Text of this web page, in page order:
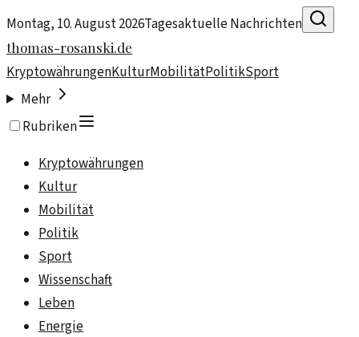
Montag, 10. August 2026Tagesaktuelle Nachrichten
thomas-rosanski.de
KryptowährungenKulturMobilitätPolitikSport
Mehr
Rubriken
Kryptowährungen
Kultur
Mobilität
Politik
Sport
Wissenschaft
Leben
Energie